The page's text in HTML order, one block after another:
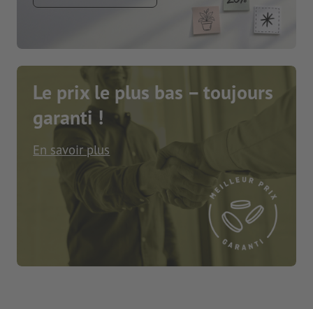
Le prix le plus bas – toujours
garanti !
En savoir plus